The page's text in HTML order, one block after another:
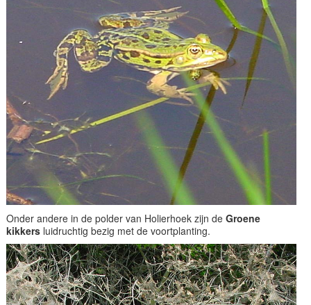
Onder andere in de polder van Holierhoek zijn de Groene
kikkers luidruchtig bezig met de voortplanting.